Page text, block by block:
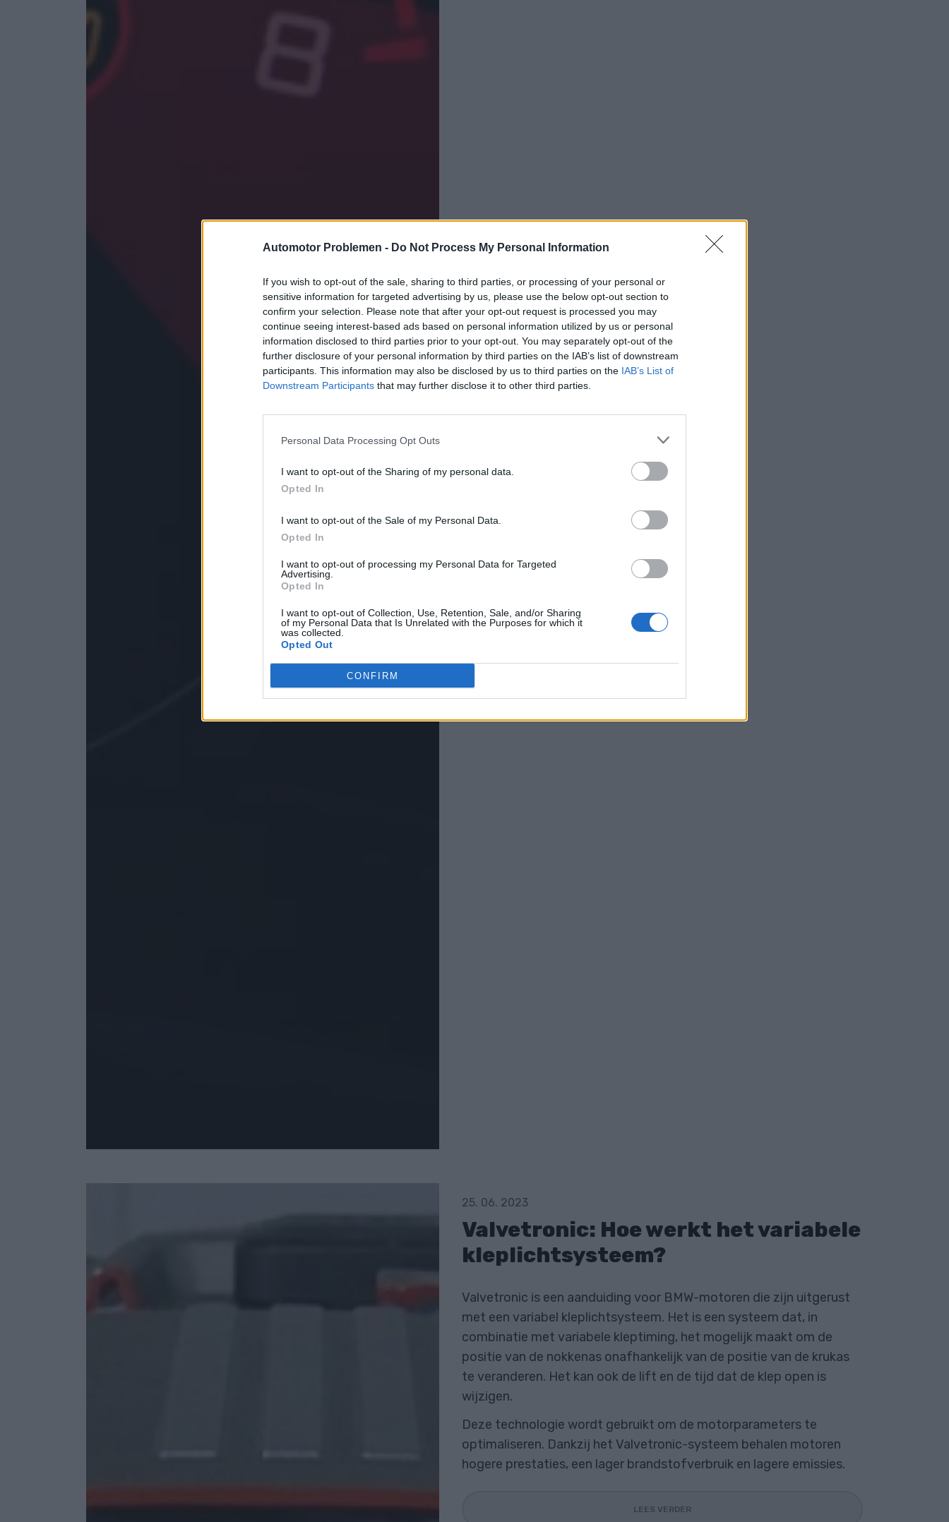
Automotor Problemen - Do Not Process My Personal Information
If you wish to opt-out of the sale, sharing to third parties, or processing of your personal or
sensitive information for targeted advertising by us, please use the below opt-out section to
confirm your selection. Please note that after your opt-out request is processed you may
continue seeing interest-based ads based on personal information utilized by us or personal
information disclosed to third parties prior to your opt-out. You may separately opt-out of the
further disclosure of your personal information by third parties on the IAB’s list of downstream
participants. This information may also be disclosed by us to third parties on the IAB’s List of
Downstream Participants that may further disclose it to other third parties.
Personal Data Processing Opt Outs
I want to opt-out of the Sharing of my personal data.
Opted In
I want to opt-out of the Sale of my Personal Data.
Opted In
I want to opt-out of processing my Personal Data for Targeted
Advertising.
Opted In
I want to opt-out of Collection, Use, Retention, Sale, and/or Sharing
of my Personal Data that Is Unrelated with the Purposes for which it
was collected.
Opted Out
CONFIRM
25. 06. 2023
Valvetronic: Hoe werkt het variabele
kleplichtsysteem?
Valvetronic is een aanduiding voor BMW-motoren die zijn uitgerust
met een variabel kleplichtsysteem. Het is een systeem dat, in
combinatie met variabele kleptiming, het mogelijk maakt om de
positie van de nokkenas onafhankelijk van de positie van de krukas
te veranderen. Het kan ook de lift en de tijd dat de klep open is
wijzigen.
Deze technologie wordt gebruikt om de motorparameters te
optimaliseren. Dankzij het Valvetronic-systeem behalen motoren
hogere prestaties, een lager brandstofverbruik en lagere emissies.
LEES VERDER